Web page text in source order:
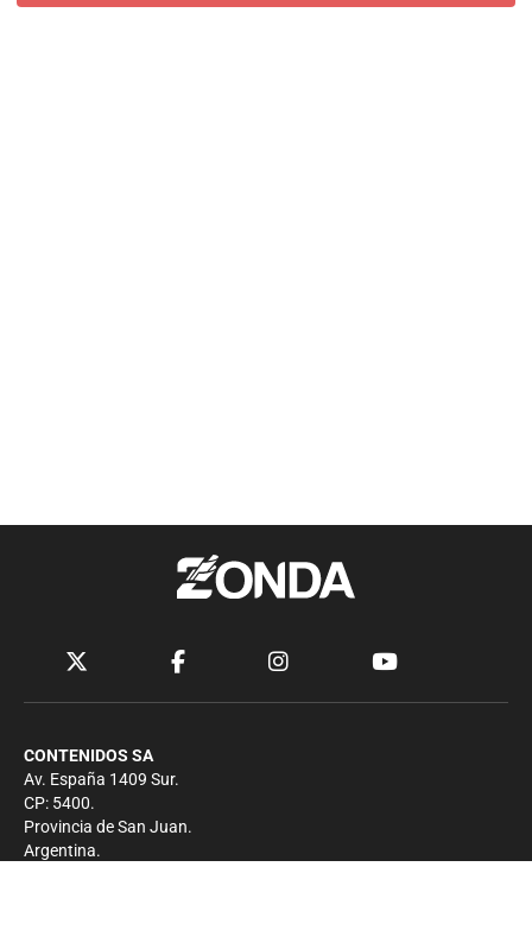
CONTENIDOS SA
Av. España 1409 Sur.
CP: 5400.
Provincia de San Juan.
Argentina.